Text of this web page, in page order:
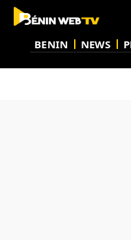
BENIN NEWS